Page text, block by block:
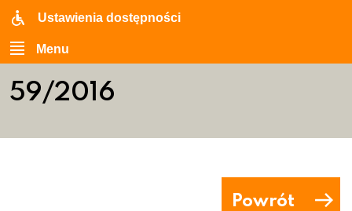
Ustawienia dostępności
Menu
59/2016
Powrót